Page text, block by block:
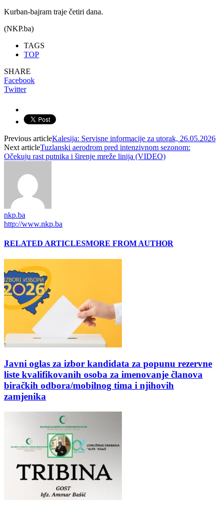
Kurban-bajram traje četiri dana.
(NKP.ba)
TAGS
TOP
SHARE
Facebook
Twitter
Previous articleKalesija: Servisne informacije za utorak, 26.05.2026
Next articleTuzlanski aerodrom pred intenzivnom sezonom:
Očekuju rast putnika i širenje mreže linija (VIDEO)
nkp.ba
http://www.nkp.ba
RELATED ARTICLESMORE FROM AUTHOR
Javni oglas za izbor kandidata za popunu rezervne
liste kvalifikovanih osoba za imenovanje članova
biračkih odbora/mobilnog tima i njihovih
zamjenika